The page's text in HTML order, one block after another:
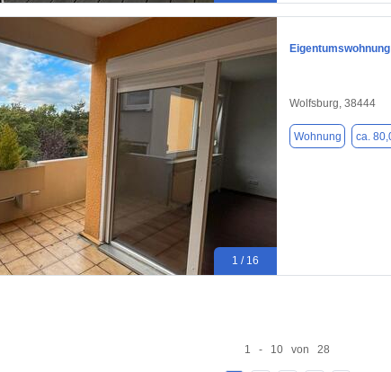
1 / 16
Eigentumswohnung
Wolfsburg, 38444
Wohnung ca.
1 - 10 von 28